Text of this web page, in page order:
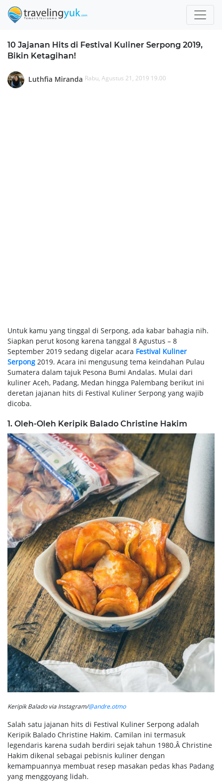
10 Jajanan Hits di Festival Kuliner Serpong 2019,
Bikin Ketagihan!
Luthfia Miranda Rabu, Agustus 21, 2019 19.00
Untuk kamu yang tinggal di Serpong, ada kabar bahagia nih.
Siapkan perut kosong karena tanggal 8 Agustus – 8
September 2019 sedang digelar acara Festival Kuliner
Serpong 2019. Acara ini mengusung tema keindahan Pulau
Sumatera dalam tajuk Pesona Bumi Andalas. Mulai dari
kuliner Aceh, Padang, Medan hingga Palembang berikut ini
deretan jajanan hits di Festival Kuliner Serpong yang wajib
dicoba.
1. Oleh-Oleh Keripik Balado Christine Hakim
Keripik Balado via Instagram/@andre.otmo
Salah satu jajanan hits di Festival Kuliner Serpong adalah
Keripik Balado Christine Hakim. Camilan ini termasuk
legendaris karena sudah berdiri sejak tahun 1980.Â Christine
Hakim dikenal sebagai pebisnis kuliner dengan
kemampuannya membuat resep masakan pedas khas Padang
yang menggoyang lidah.